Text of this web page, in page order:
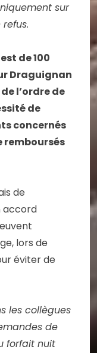
sur
de 100
Draguignan
l’ordre de
de
concernés
de
accord
lors de
éviter de
les collègues
de
forfait nuit